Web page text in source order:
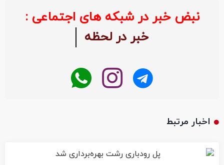
نبض خبر در شبکه های اجتماعی :
خبر در لحظه
اخبار مرتبط